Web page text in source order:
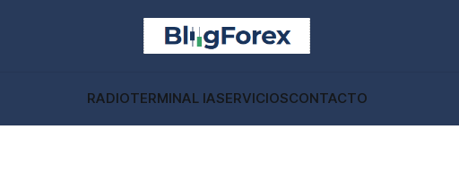
RADIOTERMINAL IASERVICIOSCONTACTO